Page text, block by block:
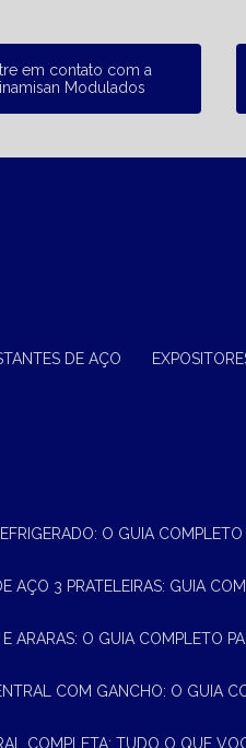
em contato com a
Modulados
DE AÇO
O GUIA
AÇO 3 PRATELEIRAS: GUIA
E ARARAS: O GUIA COMPLETO
COM GANCHO: O GUIA
COMPLETA: TUDO O QUE